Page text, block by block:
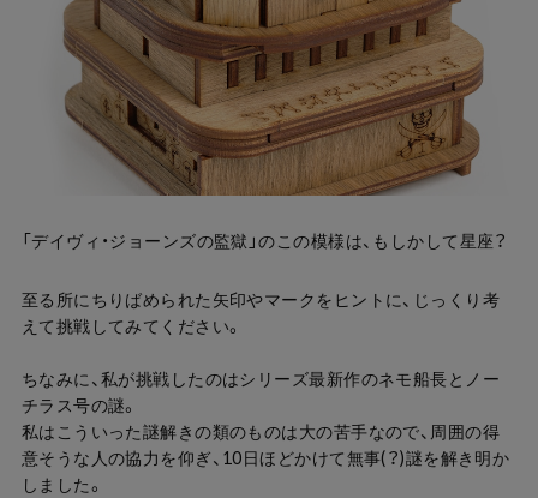
「デイヴィ・ジョーンズの監獄」のこの模様は、もしかして星座？
至る所にちりばめられた矢印やマークをヒントに、じっくり考
えて挑戦してみてください。
ちなみに、私が挑戦したのはシリーズ最新作のネモ船長とノー
チラス号の謎。
私はこういった謎解きの類のものは大の苦手なので、周囲の得
意そうな人の協力を仰ぎ、10日ほどかけて無事(？)謎を解き明か
しました。